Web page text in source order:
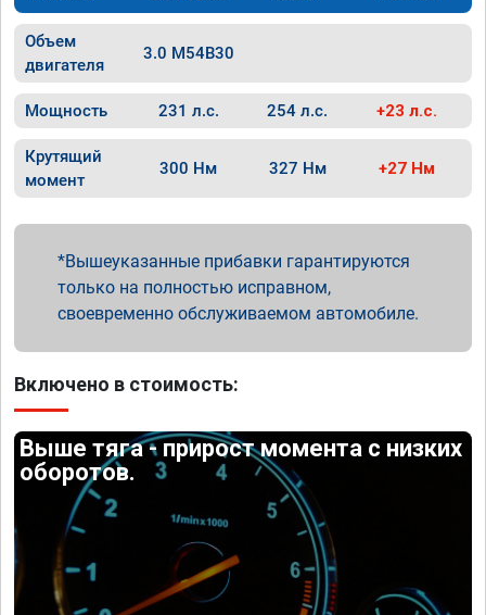
Объем
двигателя
3.0 M54B30
Мощность 231 л.с. 254 л.с. +23 л.с.
Крутящий
момент
300 Нм 327 Нм +27 Нм
Вышеуказанные прибавки гарантируются
только на полностью исправном,
своевременно обслуживаемом автомобиле.
Включено в стоимость:
Выше тяга - прирост момента с низких
оборотов.